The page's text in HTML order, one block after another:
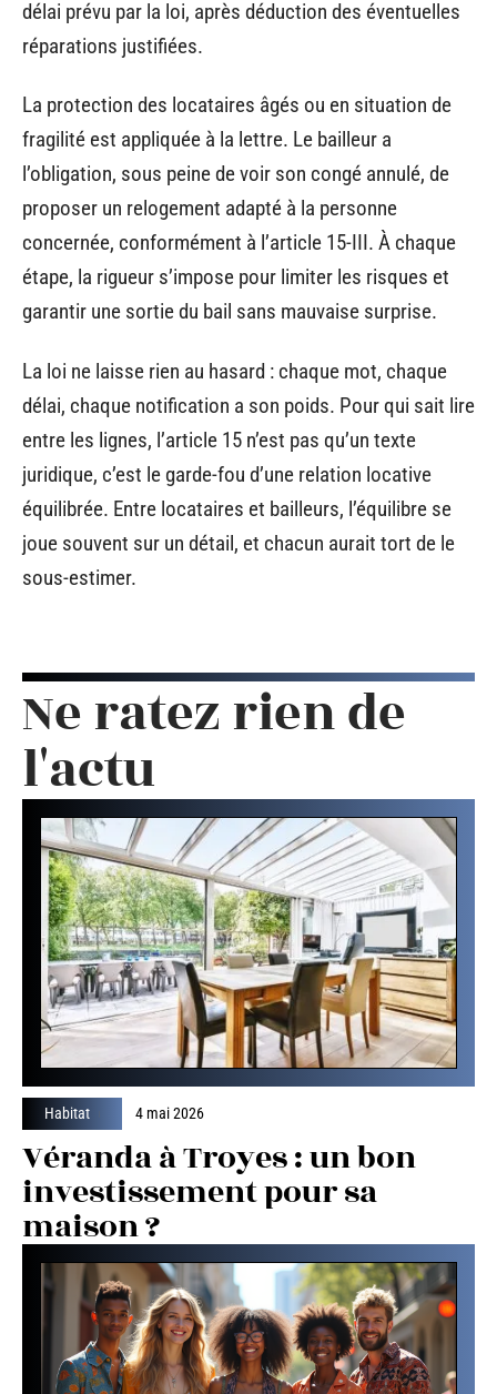
délai prévu par la loi, après déduction des éventuelles
réparations justifiées.
La protection des locataires âgés ou en situation de
fragilité est appliquée à la lettre. Le bailleur a
l’obligation, sous peine de voir son congé annulé, de
proposer un relogement adapté à la personne
concernée, conformément à l’article 15-III. À chaque
étape, la rigueur s’impose pour limiter les risques et
garantir une sortie du bail sans mauvaise surprise.
La loi ne laisse rien au hasard : chaque mot, chaque
délai, chaque notification a son poids. Pour qui sait lire
entre les lignes, l’article 15 n’est pas qu’un texte
juridique, c’est le garde-fou d’une relation locative
équilibrée. Entre locataires et bailleurs, l’équilibre se
joue souvent sur un détail, et chacun aurait tort de le
sous-estimer.
Ne ratez rien de
l'actu
Habitat 4 mai 2026
Véranda à Troyes : un bon
investissement pour sa
maison ?